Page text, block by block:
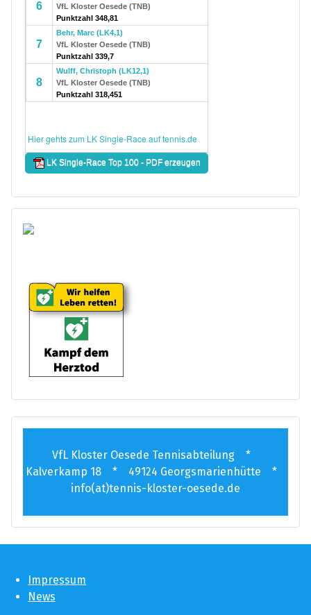
VfL Kloster Oesede Tennisabteilung *
Kalverkamp 18 * 49124 Georgsmarienhütte *
info(at)tennis-kloster-oesede.de
Impressum
News